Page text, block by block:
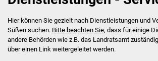
Jugendbeirat
Hier können Sie gezielt nach Dienstleistungen und
Süßen suchen. Bitte beachten Sie, dass für einige
andere Behörden wie z.B. das Landratsamt
über einen Link weitergeleitet werden.